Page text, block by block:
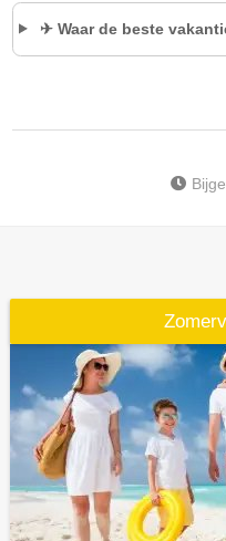
✈ Waar de beste